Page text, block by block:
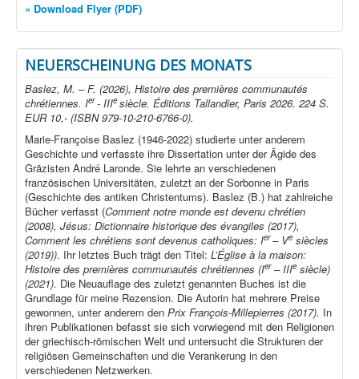
» Download Flyer (PDF)
NEUERSCHEINUNG DES MONATS
Baslez, M. – F. (2026), Histoire des premières communautés
chrétiennes. Ier- IIIe siècle. Éditions Tallandier, Paris 2026. 224 S.
EUR 10,- (ISBN 979-10-210-6766-0).
Marie-Françoise Baslez (1946-2022) studierte unter anderem
Geschichte und verfasste ihre Dissertation unter der Ägide des
Gräzisten André Laronde. Sie lehrte an verschiedenen
französischen Universitäten, zuletzt an der Sorbonne in Paris
(Geschichte des antiken Christentums). Baslez (B.) hat zahlreiche
Bücher verfasst (Comment notre monde est devenu chrétien
(2008), Jésus: Dictionnaire historique des évangiles (2017),
Comment les chrétiens sont devenus catholiques: Ier– Ve siècles
(2019)). Ihr letztes Buch trägt den Titel: L’Église à la maison:
Histoire des premières communautés chrétiennes (Ier– IIIe siècle)
(2021). Die Neuauflage des zuletzt genannten Buches ist die
Grundlage für meine Rezension. Die Autorin hat mehrere Preise
gewonnen, unter anderem den Prix François-Millepierres (2017). In
ihren Publikationen befasst sie sich vorwiegend mit den Religionen
der griechisch-römischen Welt und untersucht die Strukturen der
religiösen Gemeinschaften und die Verankerung in den
verschiedenen Netzwerken.